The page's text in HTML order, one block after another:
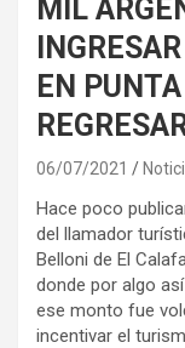
MIL
EN
06/07/2021
Hace poco
del llamador
Belloni de El
donde por algo
ese monto fue
incentivar el